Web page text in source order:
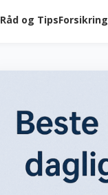
Råd og TipsForsikring